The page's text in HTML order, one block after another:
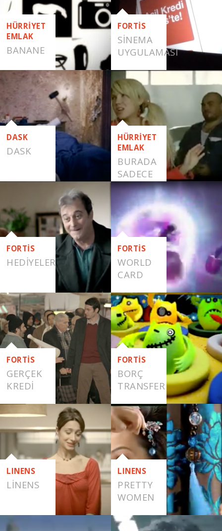
HÜRRİYET
EMLAK
BANANE
FORTİS
SINEMA
UYGULAMASI
DASK
DASK
HÜRRİYET
EMLAK
BURADA
SADECE
EMLAK
VAR
FORTİS
HEDIYELER
FORTİS
WORLD
CARD
FORTİS
GERÇEK
KREDI
FORTİS
BORÇ
TRANSFER
LINENS
LINENS
LINENS
PRETTY
WOMEN